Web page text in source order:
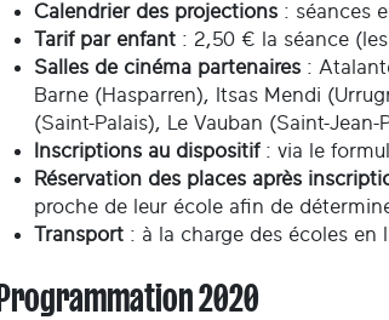
Calendrier des projections : séances
Tarif par enfant : 2,50 € la séance
Salles de cinéma partenaires :
Barne (Hasparren), Itsas Mendi
(Saint-Palais), Le Vauban (Saint-
Inscriptions au dispositif : via le
Réservation des places après
proche de leur école afin de
Transport : à la charge des écoles en
Programmation 2020